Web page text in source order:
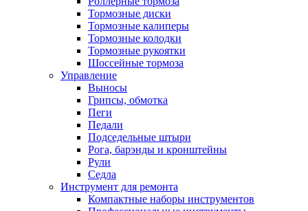
Тормозные диски
Тормозные калиперы
Тормозные колодки
Тормозные рукоятки
Шоссейные тормоза
Управление
Выносы
Грипсы, обмотка
Пеги
Педали
Подседельные штыри
Рога, барэнды и кронштейны
Рули
Седла
Инструмент для ремонта
Компактные наборы инструментов